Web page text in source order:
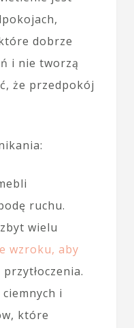
dobrze
i nie tworzą
że przedpokój
ruchu.
wielu
wzroku, aby
przytłoczenia.
i
które